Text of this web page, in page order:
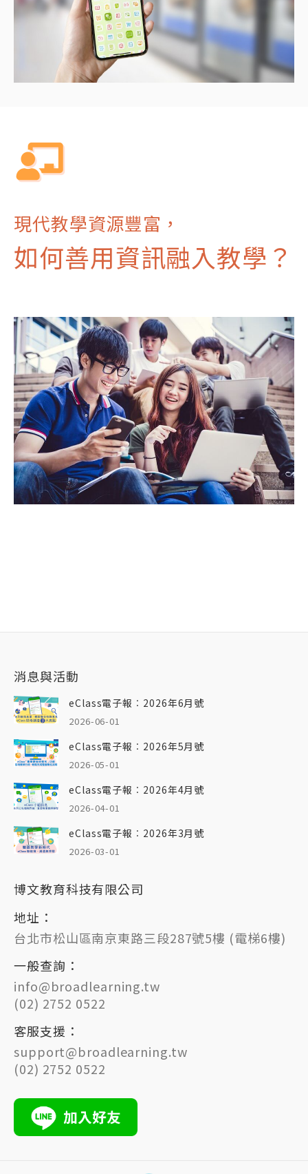
現代教學資源豐富，
如何善用資訊融入教學？
消息與活動
eClass電子報︰2026年6月號
2026-06-01
eClass電子報︰2026年5月號
2026-05-01
eClass電子報︰2026年4月號
2026-04-01
eClass電子報︰2026年3月號
2026-03-01
博文教育科技有限公司
地址：
台北市松山區南京東路三段287號5樓 (電梯6樓)
一般查詢：
info@broadlearning.tw
(02) 2752 0522
客服支援：
support@broadlearning.tw
(02) 2752 0522